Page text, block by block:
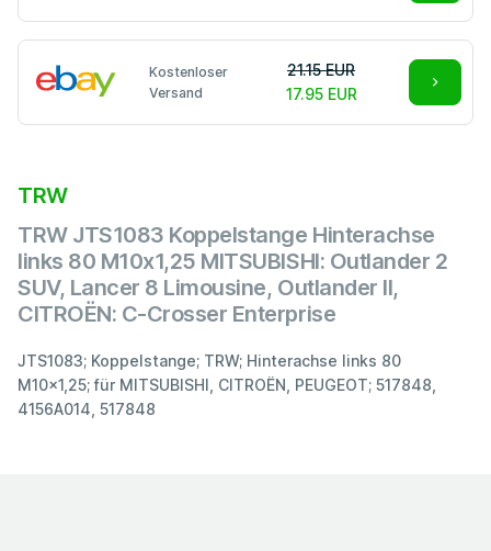
Kostenloser
Versand
21.15 EUR
17.95 EUR
TRW
TRW JTS1083 Koppelstange Hinterachse
links 80 M10x1,25 MITSUBISHI: Outlander 2
SUV, Lancer 8 Limousine, Outlander II,
CITROËN: C-Crosser Enterprise
JTS1083; Koppelstange; TRW; Hinterachse links 80
M10x1,25; für MITSUBISHI, CITROËN, PEUGEOT; 517848,
4156A014, 517848